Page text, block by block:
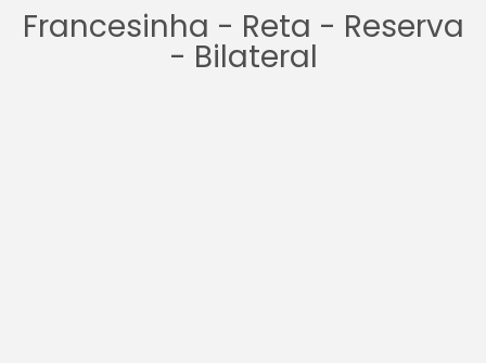
Francesinha - Reta - Reserva
- Bilateral